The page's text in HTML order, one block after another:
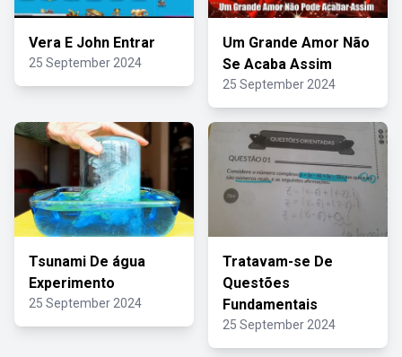
Vera E John Entrar
25 September 2024
Um Grande Amor Não
Se Acaba Assim
25 September 2024
Tsunami De água
Experimento
25 September 2024
Tratavam-se De
Questões
Fundamentais
25 September 2024